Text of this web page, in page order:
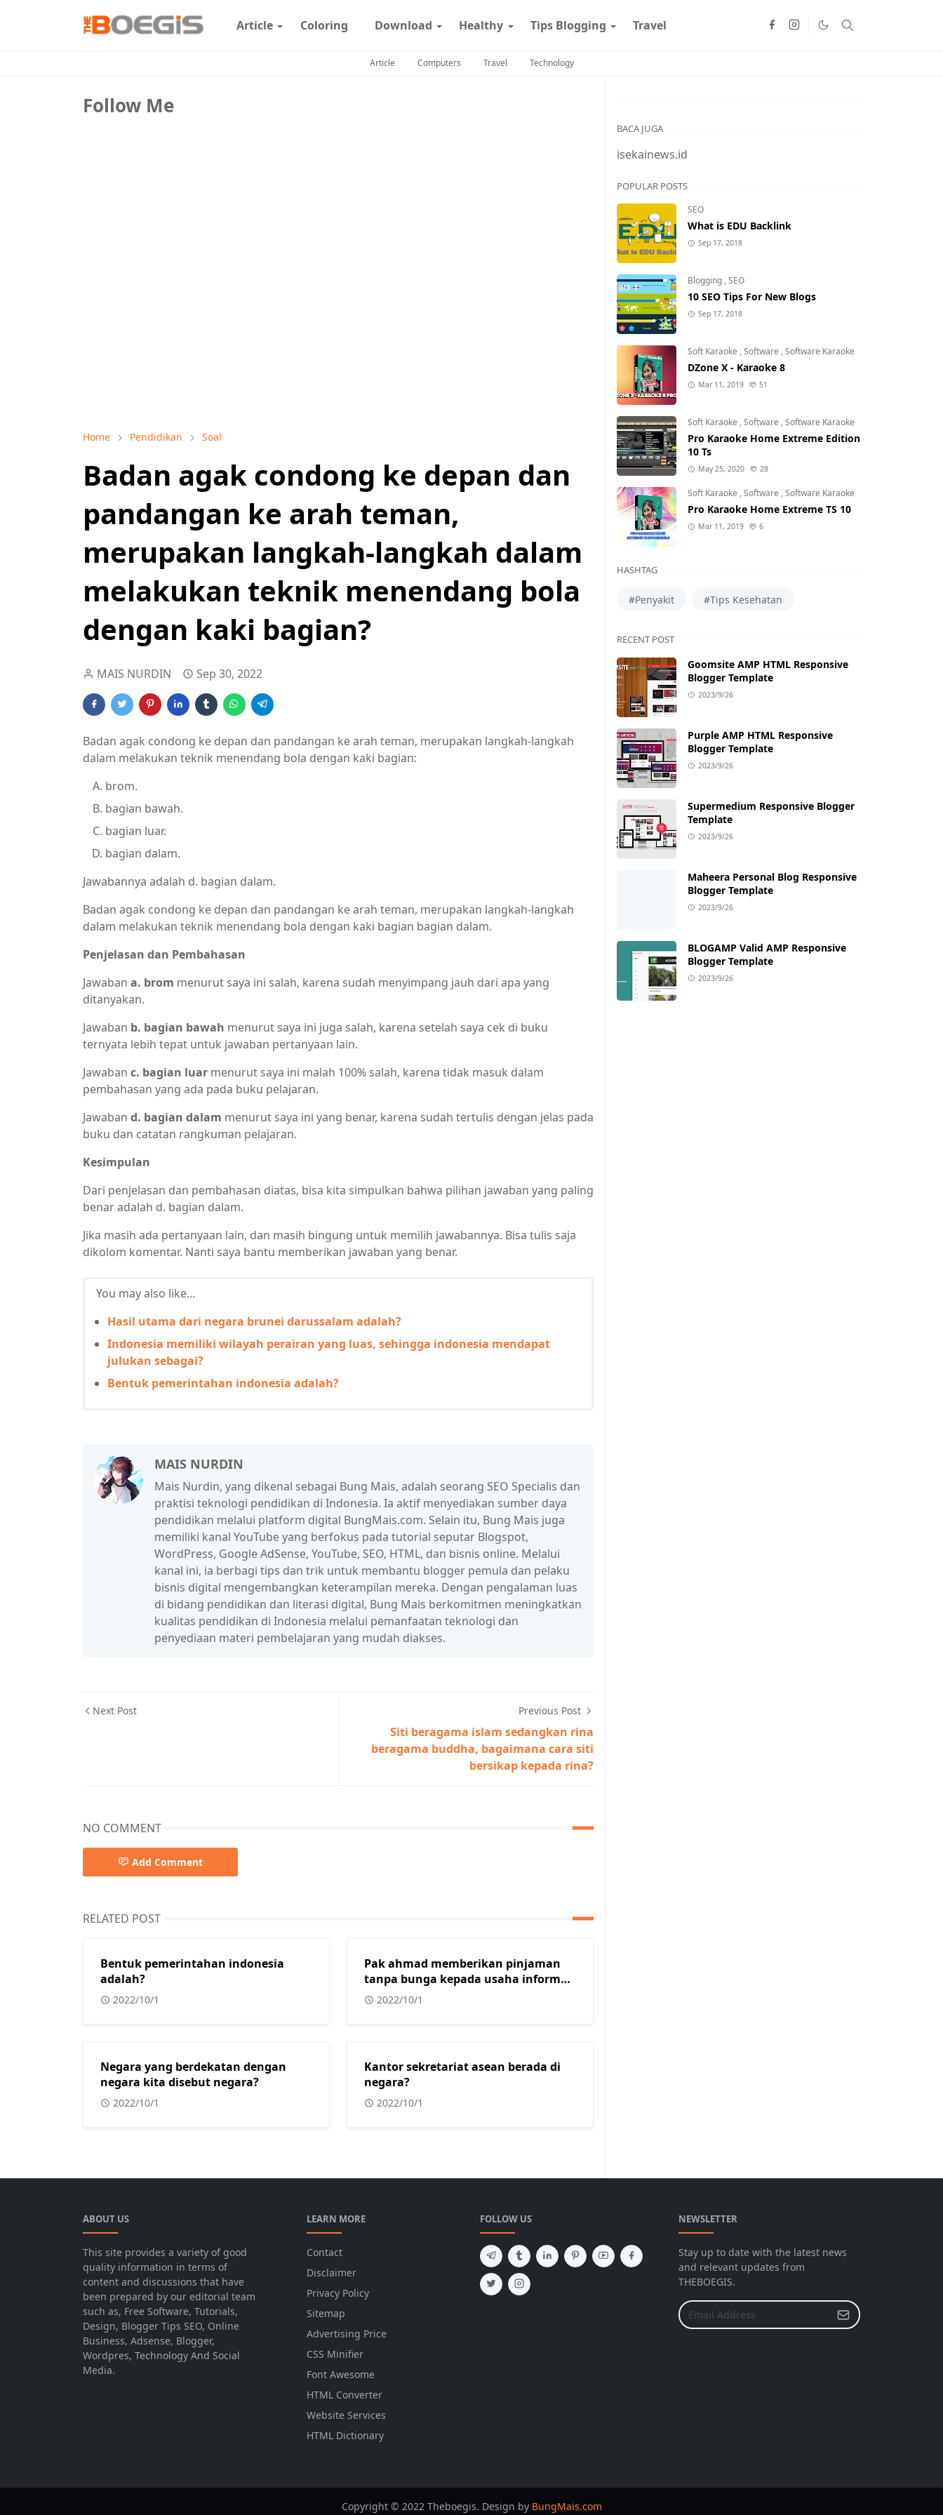
Article Coloring Download Healthy Tips Blogging Travel
Article Computers Travel Technology
Follow Me
Home Pendidikan Soal
Badan agak condong ke depan dan
pandangan ke arah teman,
merupakan langkah-langkah dalam
melakukan teknik menendang bola
dengan kaki bagian?
MAIS NURDIN Sep 30, 2022
Badan agak condong ke depan dan pandangan ke arah teman, merupakan langkah-langkah
dalam melakukan teknik menendang bola dengan kaki bagian:
brom.
bagian bawah.
bagian luar.
bagian dalam.
Jawabannya adalah d. bagian dalam.
Badan agak condong ke depan dan pandangan ke arah teman, merupakan langkah-langkah
dalam melakukan teknik menendang bola dengan kaki bagian bagian dalam.
Penjelasan dan Pembahasan
Jawaban a. brom menurut saya ini salah, karena sudah menyimpang jauh dari apa yang
ditanyakan.
Jawaban b. bagian bawah menurut saya ini juga salah, karena setelah saya cek di buku
ternyata lebih tepat untuk jawaban pertanyaan lain.
Jawaban c. bagian luar menurut saya ini malah 100% salah, karena tidak masuk dalam
pembahasan yang ada pada buku pelajaran.
Jawaban d. bagian dalam menurut saya ini yang benar, karena sudah tertulis dengan jelas pada
buku dan catatan rangkuman pelajaran.
Kesimpulan
Dari penjelasan dan pembahasan diatas, bisa kita simpulkan bahwa pilihan jawaban yang paling
benar adalah d. bagian dalam.
Jika masih ada pertanyaan lain, dan masih bingung untuk memilih jawabannya. Bisa tulis saja
dikolom komentar. Nanti saya bantu memberikan jawaban yang benar.
You may also like...
Hasil utama dari negara brunei darussalam adalah?
Indonesia memiliki wilayah perairan yang luas, sehingga indonesia mendapat
julukan sebagai?
Bentuk pemerintahan indonesia adalah?
MAIS NURDIN
Mais Nurdin, yang dikenal sebagai Bung Mais, adalah seorang SEO Specialis dan
praktisi teknologi pendidikan di Indonesia. Ia aktif menyediakan sumber daya
pendidikan melalui platform digital BungMais.com. Selain itu, Bung Mais juga
memiliki kanal YouTube yang berfokus pada tutorial seputar Blogspot,
WordPress, Google AdSense, YouTube, SEO, HTML, dan bisnis online. Melalui
kanal ini, ia berbagi tips dan trik untuk membantu blogger pemula dan pelaku
bisnis digital mengembangkan keterampilan mereka. Dengan pengalaman luas
di bidang pendidikan dan literasi digital, Bung Mais berkomitmen meningkatkan
kualitas pendidikan di Indonesia melalui pemanfaatan teknologi dan
penyediaan materi pembelajaran yang mudah diakses.
Next Post Previous Post
Siti beragama islam sedangkan rina
beragama buddha, bagaimana cara siti
bersikap kepada rina?
NO COMMENT
Add Comment
RELATED POST
Bentuk pemerintahan indonesia
adalah?
2022/10/1
Pak ahmad memberikan pinjaman
tanpa bunga kepada usaha informal
yang dimiliki oleh beberapa warga
ahmad sangat tepat karena usaha
informal?
2022/10/1
Negara yang berdekatan dengan
negara kita disebut negara?
2022/10/1
Kantor sekretariat asean berada di
negara?
2022/10/1
BACA JUGA
isekainews.id
POPULAR POSTS
SEO
What is EDU Backlink
Sep 17, 2018
Blogging ,SEO
10 SEO Tips For New Blogs
Sep 17, 2018
Soft Karaoke ,Software ,Software Karaoke
DZone X - Karaoke 8
Mar 11, 2019 51
Soft Karaoke ,Software ,Software Karaoke
Pro Karaoke Home Extreme Edition
10 Ts
May 25, 2020 28
Soft Karaoke ,Software ,Software Karaoke
Pro Karaoke Home Extreme TS 10
Mar 11, 2019 6
HASHTAG
#Penyakit #Tips Kesehatan
RECENT POST
Goomsite AMP HTML Responsive
Blogger Template
2023/9/26
Purple AMP HTML Responsive
Blogger Template
2023/9/26
Supermedium Responsive Blogger
Template
2023/9/26
Maheera Personal Blog Responsive
Blogger Template
2023/9/26
BLOGAMP Valid AMP Responsive
Blogger Template
2023/9/26
ABOUT US
This site provides a variety of good
quality information in terms of
content and discussions that have
been prepared by our editorial team
such as, Free Software, Tutorials,
Design, Blogger Tips SEO, Online
Business, Adsense, Blogger,
Wordpres, Technology And Social
Media.
LEARN MORE
Contact
Disclaimer
Privacy Policy
Sitemap
Advertising Price
CSS Minifier
Font Awesome
HTML Converter
Website Services
HTML Dictionary
FOLLOW US NEWSLETTER
Stay up to date with the latest news
and relevant updates from
THEBOEGIS.
Copyright © 2022 Theboegis. Design by BungMais.com